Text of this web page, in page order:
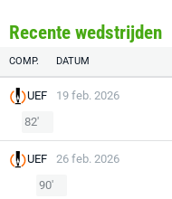
Recente wedstrijden
COMP. DATUM
UEF 19 feb. 2026
82'
UEF 26 feb. 2026
90'